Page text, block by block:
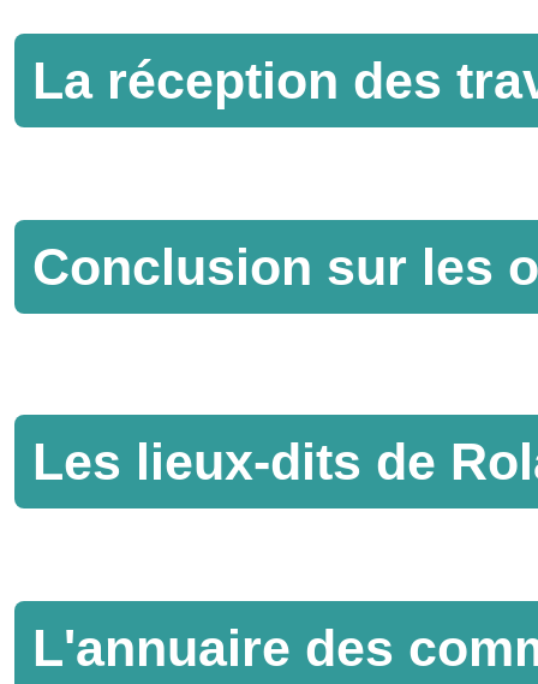
La réception des
Conclusion sur les
Les lieux-dits de
L'annuaire des